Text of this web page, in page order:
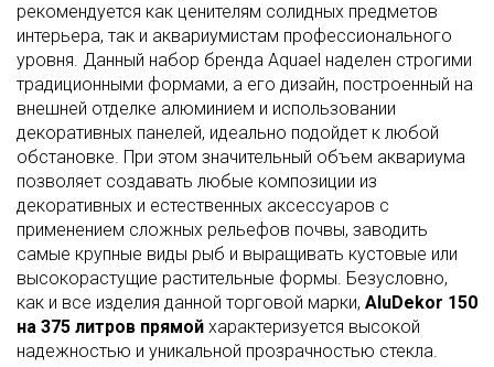
рекомендуется как ценителям солидных предметов
интерьера, так и аквариумистам профессионального
уровня. Данный набор бренда Aquael наделен строгими
традиционными формами, а его дизайн, построенный на
внешней отделке алюминием и использовании
декоративных панелей, идеально подойдет к любой
обстановке. При этом значительный объем аквариума
позволяет создавать любые композиции из
декоративных и естественных аксессуаров с
применением сложных рельефов почвы, заводить
самые крупные виды рыб и выращивать кустовые или
высокорастущие растительные формы. Безусловно,
как и все изделия данной торговой марки, AluDekor 150
на 375 литров прямой характеризуется высокой
надежностью и уникальной прозрачностью стекла.